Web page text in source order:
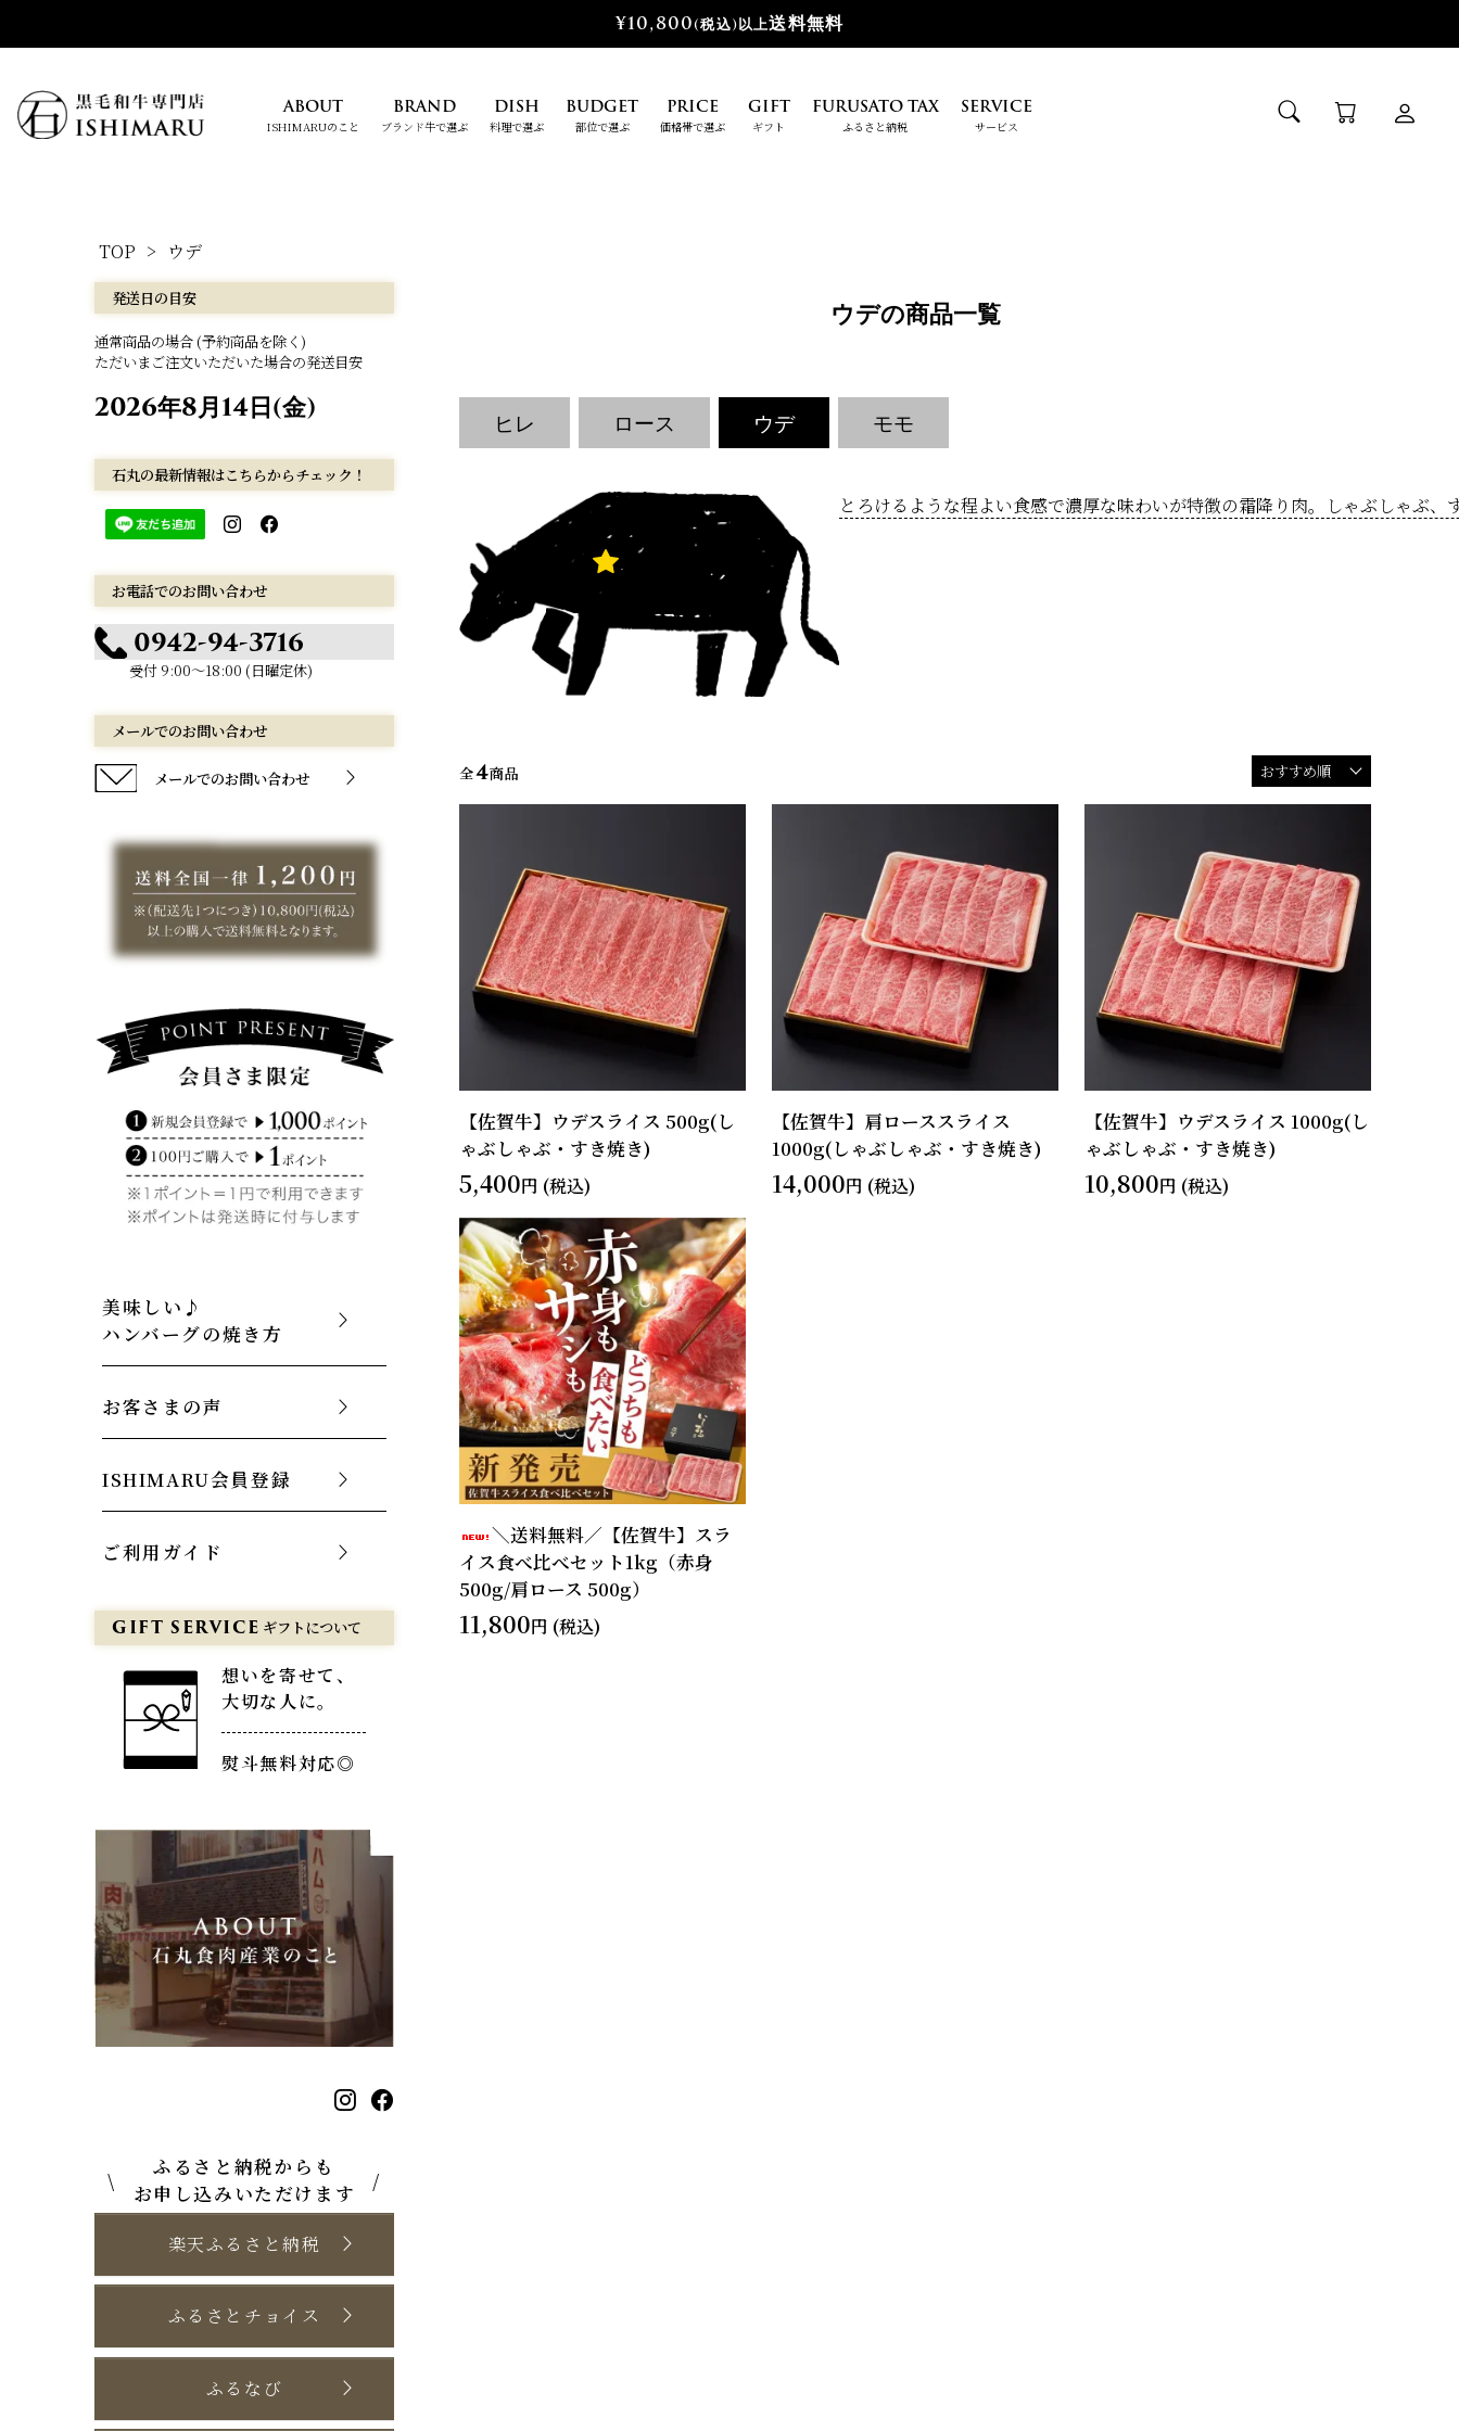
¥10,800(税込)以上送料無料
ABOUT
ISHIMARUのこと
BRAND
ブランド牛で選ぶ
DISH
料理で選ぶ
BUDGET
部位で選ぶ
PRICE
価格帯で選ぶ
GIFT
ギフト
FURUSATO TAX
ふるさと納税
SERVICE
サービス
TOP ウデ
ウデの商品一覧
ヒレ ロース ウデ モモ
とろけるような程よい食感で濃厚な味わいが特徴の霜降り肉。しゃぶしゃぶ、
全4商品
【佐賀牛】ウデスライス 500g(し
ゃぶしゃぶ・すき焼き)
5,400円 (税込)
【佐賀牛】肩ローススライス
1000g(しゃぶしゃぶ・すき焼き)
14,000円 (税込)
【佐賀牛】ウデスライス 1000g(し
ゃぶしゃぶ・すき焼き)
10,800円 (税込)
＼送料無料／【佐賀牛】スラ
イス食べ比べセット1kg（赤身
500g/肩ロース 500g）
11,800円 (税込)
発送日の目安
通常商品の場合 (予約商品を除く)
ただいまご注文いただいた場合の発送目安
2026年8月14日(金)
石丸の最新情報はこちらからチェック！
お電話でのお問い合わせ
0942-94-3716
受付 9:00～18:00 (日曜定休)
メールでのお問い合わせ
メールでのお問い合わせ
美味しい♪
ハンバーグの焼き方
お客さまの声
ISHIMARU会員登録
ご利用ガイド
GIFT SERVICE ギフトについて
想いを寄せて、
大切な人に。
熨斗無料対応◎
\
ふるさと納税からも
お申し込みいただけます
/
楽天ふるさと納税
ふるさとチョイス
ふるなび